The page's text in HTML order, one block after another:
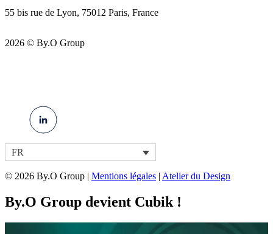
55 bis rue de Lyon, 75012 Paris, France
2026 © By.O Group
FR
© 2026 By.O Group | Mentions légales | Atelier du Design
By.O Group devient Cubik !